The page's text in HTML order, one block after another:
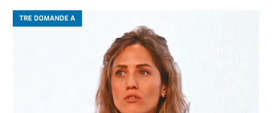
TRE DOMANDE A